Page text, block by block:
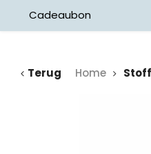
Cadeaubon
Terug Home